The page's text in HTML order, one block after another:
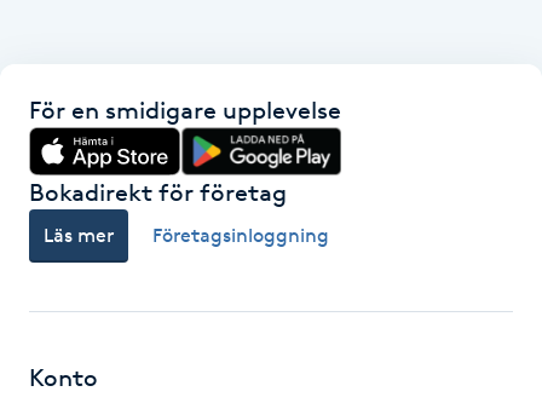
Mixfransar
N
Nagelförlängning
För en smidigare upplevelse
Bokadirekt för företag
Läs mer Företagsinloggning
Konto